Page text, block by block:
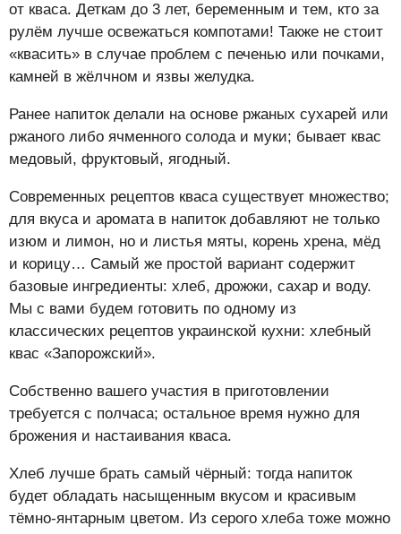
от кваса. Деткам до 3 лет, беременным и тем, кто за
рулём лучше освежаться компотами! Также не стоит
«квасить» в случае проблем с печенью или почками,
камней в жёлчном и язвы желудка.
Ранее напиток делали на основе ржаных сухарей или
ржаного либо ячменного солода и муки; бывает квас
медовый, фруктовый, ягодный.
Современных рецептов кваса существует множество;
для вкуса и аромата в напиток добавляют не только
изюм и лимон, но и листья мяты, корень хрена, мёд
и корицу… Самый же простой вариант содержит
базовые ингредиенты: хлеб, дрожжи, сахар и воду.
Мы с вами будем готовить по одному из
классических рецептов украинской кухни: хлебный
квас «Запорожский».
Собственно вашего участия в приготовлении
требуется с полчаса; остальное время нужно для
брожения и настаивания кваса.
Хлеб лучше брать самый чёрный: тогда напиток
будет обладать насыщенным вкусом и красивым
тёмно-янтарным цветом. Из серого хлеба тоже можно